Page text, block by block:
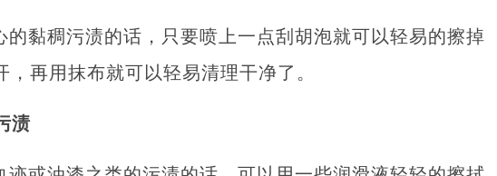
黏稠污渍的话，只要喷上一点刮胡泡就可以轻易的擦掉
再用抹布就可以轻易清理干净了。
渍